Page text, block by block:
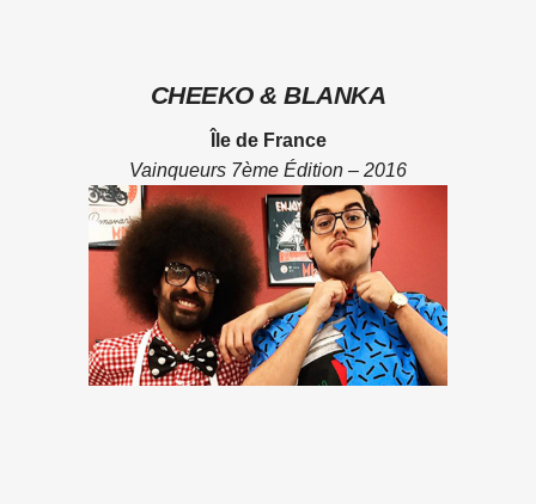
CHEEKO & BLANKA
Île de France
Vainqueurs 7ème Édition – 2016